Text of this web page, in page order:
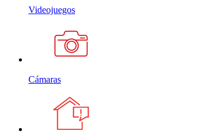
Videojuegos
Cámaras